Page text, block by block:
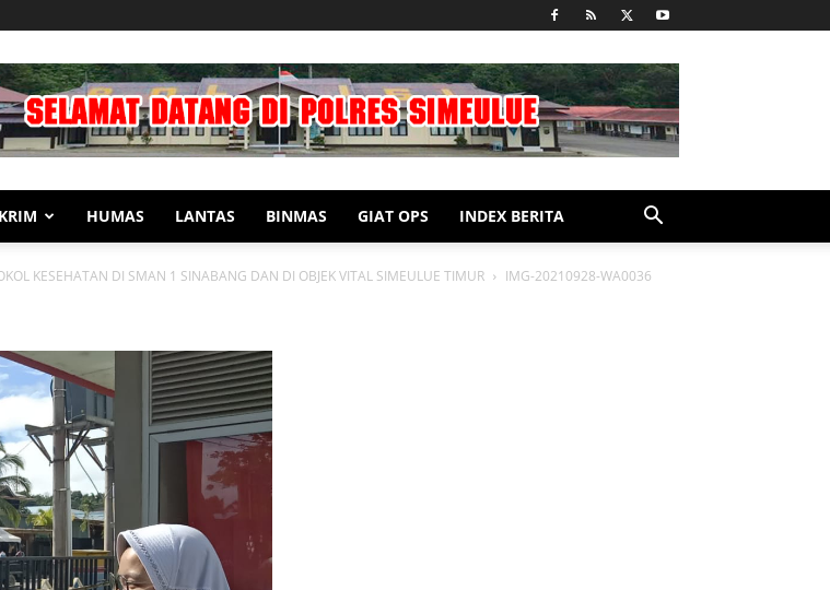
HUMAS LANTAS BINMAS GIAT OPS INDEX BERITA
KESEHATAN DI SMAN 1 SINABANG DAN DI OBJEK VITAL SIMEULUE TIMUR IMG-20210928-WA0036